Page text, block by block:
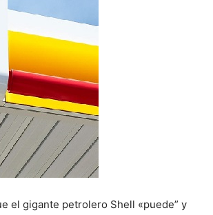
el gigante petrolero Shell «puede” y